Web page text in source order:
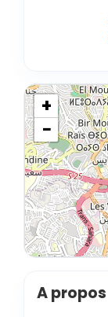
+
−
A propos